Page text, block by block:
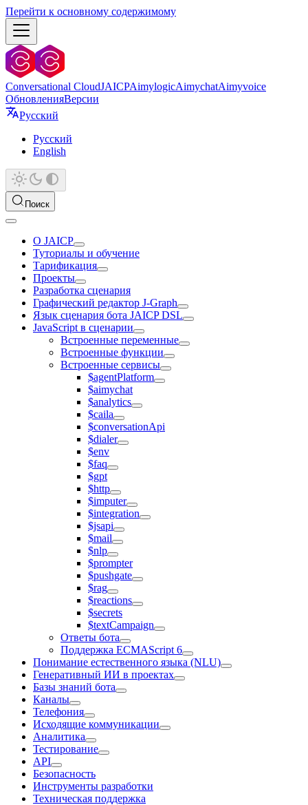
Перейти к основному содержимому
Conversational CloudJAICPAimylogicAimychatAimyvoice
ОбновленияВерсии
Русский
Русский
English
Поиск
О JAICP
Туториалы и обучение
Тарификация
Проекты
Разработка сценария
Графический редактор J‑Graph
Язык сценария бота JAICP DSL
JavaScript в сценарии
Встроенные переменные
Встроенные функции
Встроенные сервисы
$agentPlatform
$aimychat
$analytics
$caila
$conversationApi
$dialer
$env
$faq
$gpt
$http
$imputer
$integration
$jsapi
$mail
$nlp
$prompter
$pushgate
$rag
$reactions
$secrets
$textCampaign
Ответы бота
Поддержка ECMAScript 6
Понимание естественного языка (NLU)
Генеративный ИИ в проектах
Базы знаний бота
Каналы
Телефония
Исходящие коммуникации
Аналитика
Тестирование
API
Безопасность
Инструменты разработки
Техническая поддержка